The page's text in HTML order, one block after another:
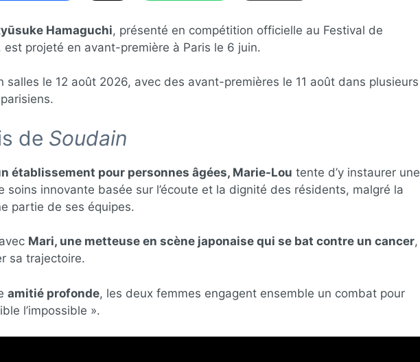
Hamaguchi, présenté en compétition officielle au Festival de
est projeté en avant-première à Paris le 6 juin.
salles le 12 août 2026, avec des avant-premières le 11 août dans plusieurs
de Soudain
établissement pour personnes âgées, Marie-Lou tente d’y instaurer une
soins innovante basée sur l’écoute et la dignité des résidents, malgré la
partie de ses équipes.
Mari, une metteuse en scène japonaise qui se bat contre un cancer,
sa trajectoire.
amitié profonde, les deux femmes engagent ensemble un combat pour
l’impossible ».